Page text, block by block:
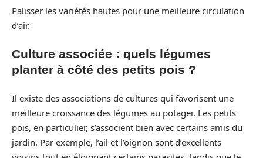
Palisser les variétés hautes pour une meilleure circulation
d’air.
Culture associée : quels légumes
planter à côté des petits pois ?
Il existe des associations de cultures qui favorisent une
meilleure croissance des légumes au potager. Les petits
pois, en particulier, s’associent bien avec certains amis du
jardin. Par exemple, l’ail et l’oignon sont d’excellents